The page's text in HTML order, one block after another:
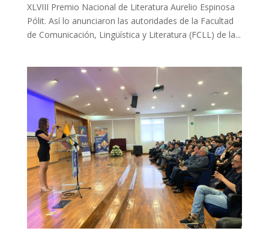
XLVIII Premio Nacional de Literatura Aurelio Espinosa
Pólit. Así lo anunciaron las autoridades de la Facultad
de Comunicación, Lingüística y Literatura (FCLL) de la...